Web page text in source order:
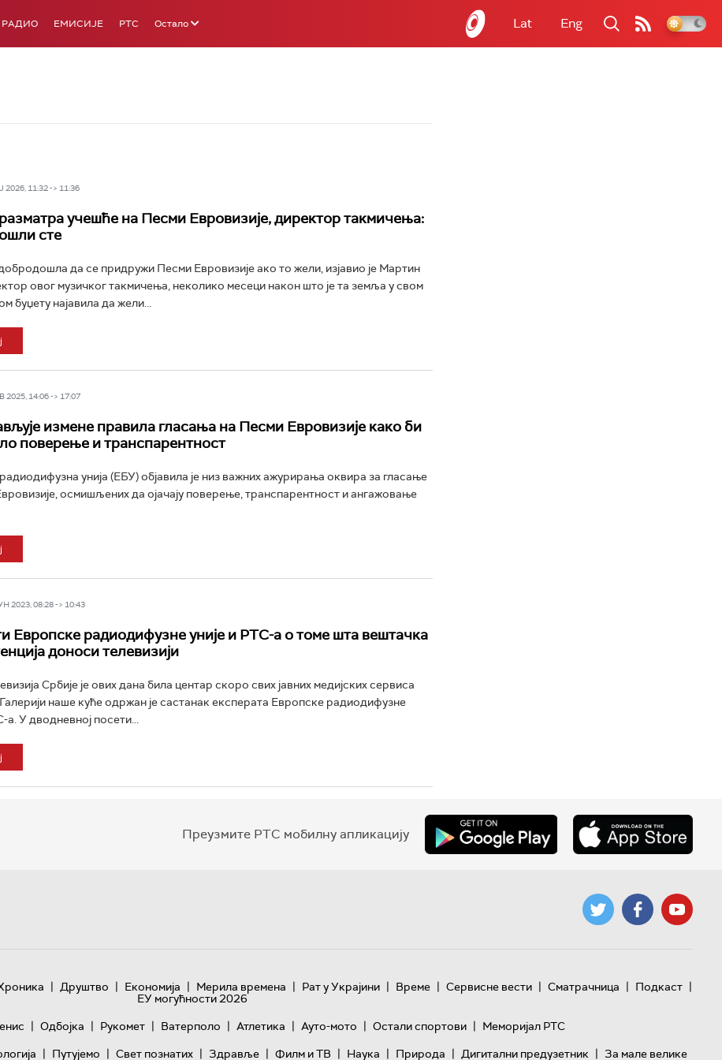
РАДИО ЕМИСИЈЕ РТС Остало Lat Eng
11:32 -> 11:36
учешће на Песми Евровизије, директор такмичења:
сте
да се придружи Песми Евровизије ако то жели, изјавио је Мартин
овог музичког такмичења, неколико месеци након што је та земља у свом
буџету најавила да жели...
2025, 14:06 -> 17:07
измене правила гласања на Песми Евровизије како би
поверење и транспарентност
унија (ЕБУ) објавила је низ важних ажурирања оквира за гласање
осмишљених да ојачају поверење, транспарентност и ангажовање
2023, 08:28 -> 10:43
Европске радиодифузне уније и РТС-а о томе шта вештачка
доноси телевизији
Србије је ових дана била центар скоро свих јавних медијских сервиса
наше куће одржан је састанак експерата Европске радиодифузне
а. У дводневној посети...
Преузмите РТС мобилну апликацију
| Друштво | Економија | Мерила времена | Рат у Украјини | Време | Сервисне вести | Сматрачница | Подкаст |
ЕУ могућности 2026
| Одбојка | Рукомет | Ватерполо | Атлетика | Ауто-мото | Остали спортови | Меморијал РТС
| Путујемо | Свет познатих | Здравље | Филм и ТВ | Наука | Природа | Дигитални предузетник | За мале велике